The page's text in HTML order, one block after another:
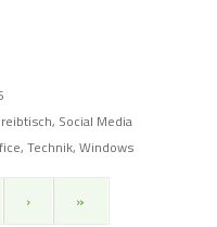
, Social Media
, Technik, Windows
› »